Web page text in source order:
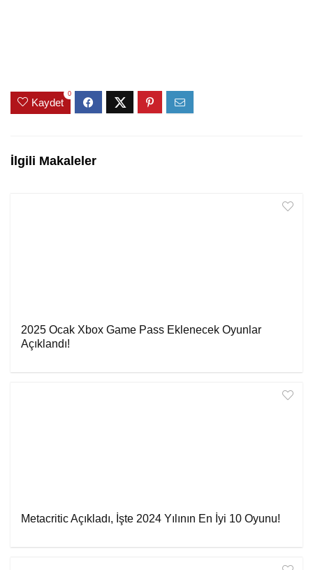
Kaydet
0
İlgili Makaleler
2025 Ocak Xbox Game Pass Eklenecek Oyunlar
Açıklandı!
Metacritic Açıkladı, İşte 2024 Yılının En İyi 10 Oyunu!